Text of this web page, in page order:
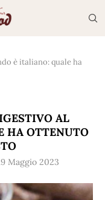
è italiano: quale ha
AL
HA OTTENUTO
Maggio 2023